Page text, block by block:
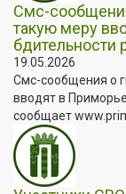
Смс-
такую меру
бдительности
19.05.2026
Смс-сообщения о
вводят в
сообщает